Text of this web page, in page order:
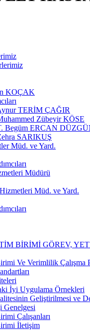
KOÇAK
TERİM ÇAĞIR
Zübeyir KÖSE
Begüm ERCAN
SARIKUŞ
Müd. ve Yard.
Müdürü
Müd. ve Yard.
BİRİMİ GÖREV,
Ve Verimlilik Çalışma
İyi Uygulama Örnekleri
Geliştirilmesi ve
Genelgesi
Çalışanları
İletişim